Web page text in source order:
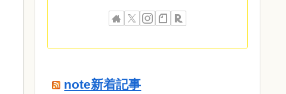
note新着記事